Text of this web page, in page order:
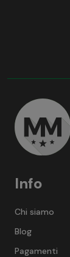
Info
Chi siamo
Blog
Pagamenti